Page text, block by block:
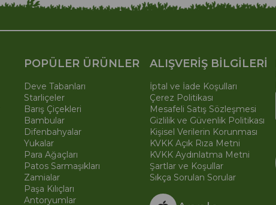
POPÜLER ÜRÜNLER
Deve Tabanları
Starliçeler
Barış Çiçekleri
Bambular
Difenbahyalar
Yukalar
Para Ağaçları
Patos Sarmaşıkları
Zamialar
Paşa Kılıçları
Antoryumlar
ALIŞVERİŞ BİLGİLERİ
İptal ve İade Koşulları
Çerez Politikası
Mesafeli Satış Sözleşmesi
Gizlilik ve Güvenlik Politikası
Kişisel Verilerin Korunması
KVKK Açık Rıza Metni
KVKK Aydınlatma Metni
Şartlar ve Koşullar
Sıkça Sorulan Sorular